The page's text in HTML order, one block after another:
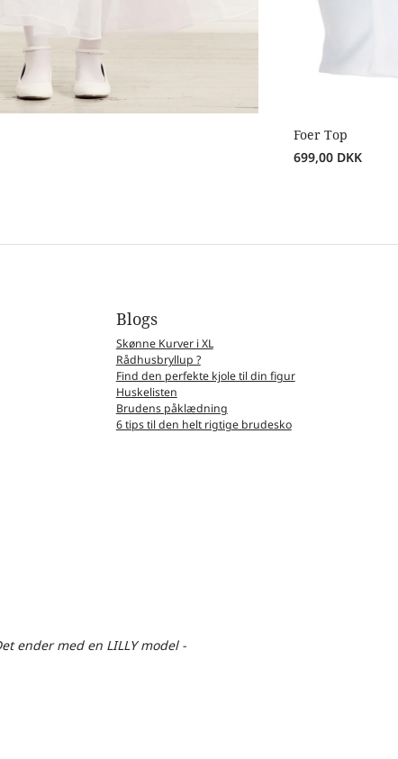
Foer Top
699,00 DKK
Blogs
Skønne Kurver i XL
Rådhusbryllup ?
Find den perfekte kjole til din figur
Huskelisten
Brudens påklædning
6 tips til den helt rigtige brudesko
ender med en LILLY model -